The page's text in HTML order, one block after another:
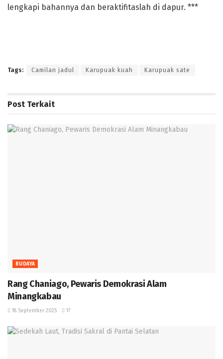
lengkapi bahannya dan beraktifitaslah di dapur. ***
Tags: Camilan jadul Karupuak kuah Karupuak sate
Post Terkait
BUDAYA
Rang Chaniago, Pewaris Demokrasi Alam
Minangkabau ‎
18 September 2025 17